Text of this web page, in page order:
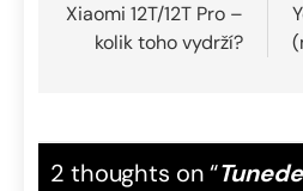
Xiaomi 12T/12T Pro –
kolik toho vydrží?
2 thoughts on “